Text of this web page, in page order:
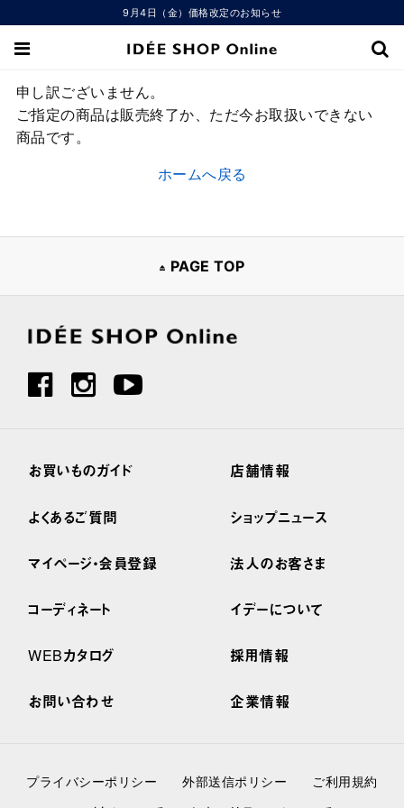
9月4日（金）価格改定のお知らせ
申し訳ございません。
ご指定の商品は販売終了か、ただ今お取扱いできない
商品です。
ホームへ戻る
PAGE TOP
お買いものガイド
よくあるご質問
マイページ・会員登録
コーディネート
WEBカタログ
お問い合わせ
店舗情報
ショップニュース
法人のお客さま
イデーについて
採用情報
企業情報
プライバシーポリシー 外部送信ポリシー
ご利用規約